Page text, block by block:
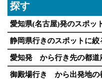
探す
愛知県(名古屋)発のスポッ
静岡県行きのスポットに絞
愛知発 から行き先の都道
御殿場行き から出発地の